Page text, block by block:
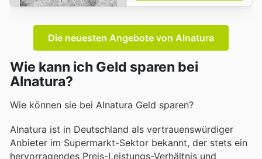
Die neuesten Angebote von Alnatura
Wie kann ich Geld sparen bei
Alnatura?
Wie können sie bei Alnatura Geld sparen?
Alnatura ist in Deutschland als vertrauenswürdiger
Anbieter im Supermarkt-Sektor bekannt, der stets ein
hervorragendes Preis-Leistungs-Verhältnis und